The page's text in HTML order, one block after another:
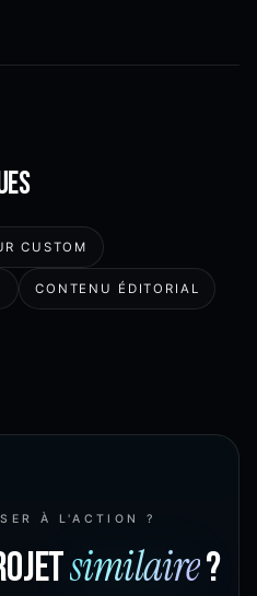
CUSTOM
CONTENU ÉDITORIAL
À L'ACTION ?
similaire?